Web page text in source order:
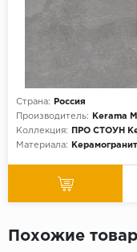
Страна:
Россия
Производитель:
Kerama
Коллекция:
ПРО СТОУН
Материала:
Керамогранит
Похожие